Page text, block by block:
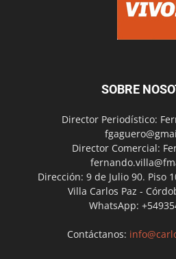
SOBRE
Director Periodístico:
Director Comercial:
Dirección: 9 de Julio 90. Piso
Villa Carlos Paz -
WhatsApp:
Contáctanos: